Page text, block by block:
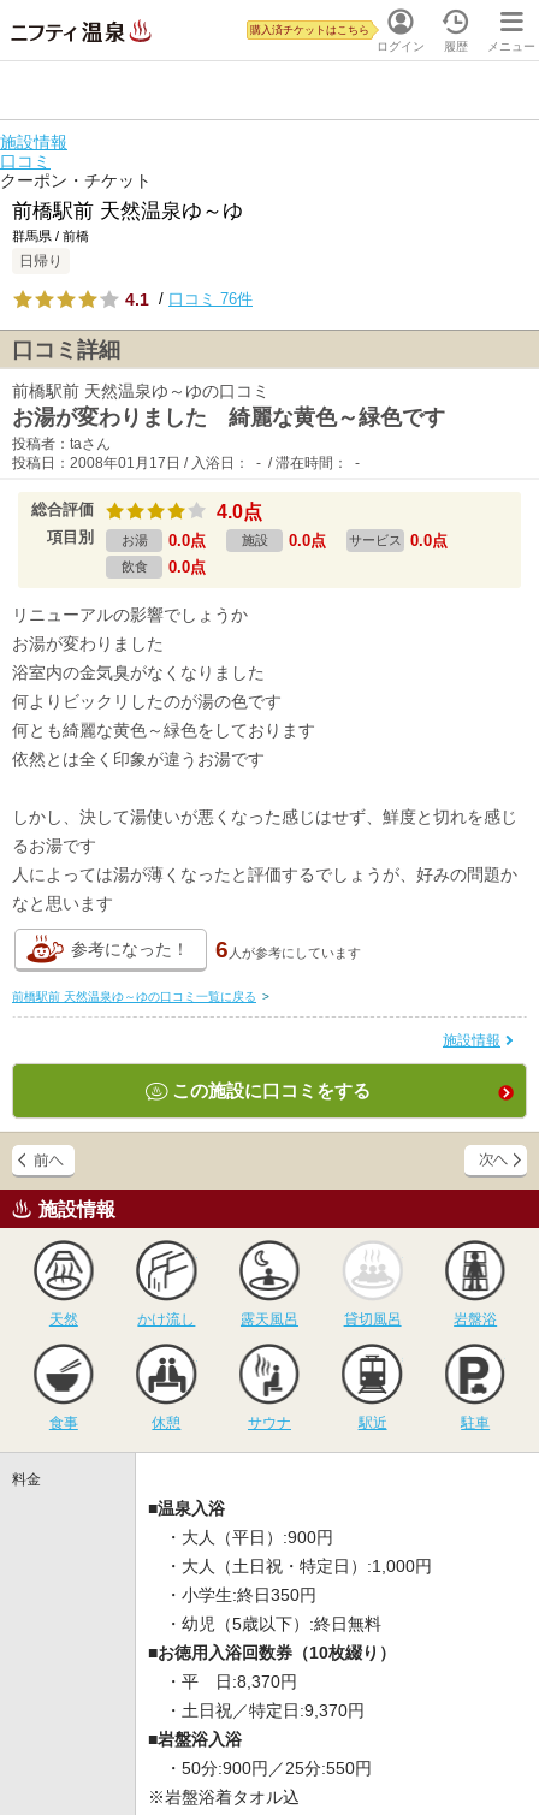
ログイン
購入済チケットはこちら
履歴 メニュー
施設情報
口コミ
クーポン・チケット
前橋駅前 天然温泉ゆ～ゆ
群馬県 / 前橋
日帰り
4.1 / 口コミ 76件
口コミ詳細
前橋駅前 天然温泉ゆ～ゆの口コミ
お湯が変わりました 綺麗な黄色～緑色です
投稿者：taさん
投稿日：2008年01月17日 / 入浴日： - / 滞在時間： -
総合評価 4.0点
項目別 お湯 0.0点 施設 0.0点 サービス 0.0点
飲食 0.0点
リニューアルの影響でしょうか
お湯が変わりました
浴室内の金気臭がなくなりました
何よりビックリしたのが湯の色です
何とも綺麗な黄色～緑色をしております
依然とは全く印象が違うお湯です
しかし、決して湯使いが悪くなった感じはせず、鮮度と切れを感じ
るお湯です
人によっては湯が薄くなったと評価するでしょうが、好みの問題か
なと思います
参考になった！ 6 人が参考にしています
前橋駅前 天然温泉ゆ～ゆの口コミ一覧に戻る >
施設情報
この施設に口コミをする
施設情報
天然
かけ流し
かけ流し
露天風呂
露天風呂
貸切風呂
貸切風呂 岩盤浴
食事 休憩
サウナ
サウナ 駅近 駐車
料金
■温泉入浴
・大人（平日）:900円
・大人（土日祝・特定日）:1,000円
・小学生:終日350円
・幼児（5歳以下）:終日無料
■お徳用入浴回数券（10枚綴り）
・平 日:8,370円
・土日祝／特定日:9,370円
■岩盤浴入浴
・50分:900円／25分:550円
※岩盤浴着タオル込